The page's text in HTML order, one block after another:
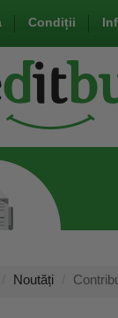
Condiții
Noutăți